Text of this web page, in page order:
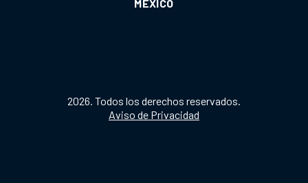
MÉXICO
2026. Todos los derechos reservados.
Aviso de Privacidad